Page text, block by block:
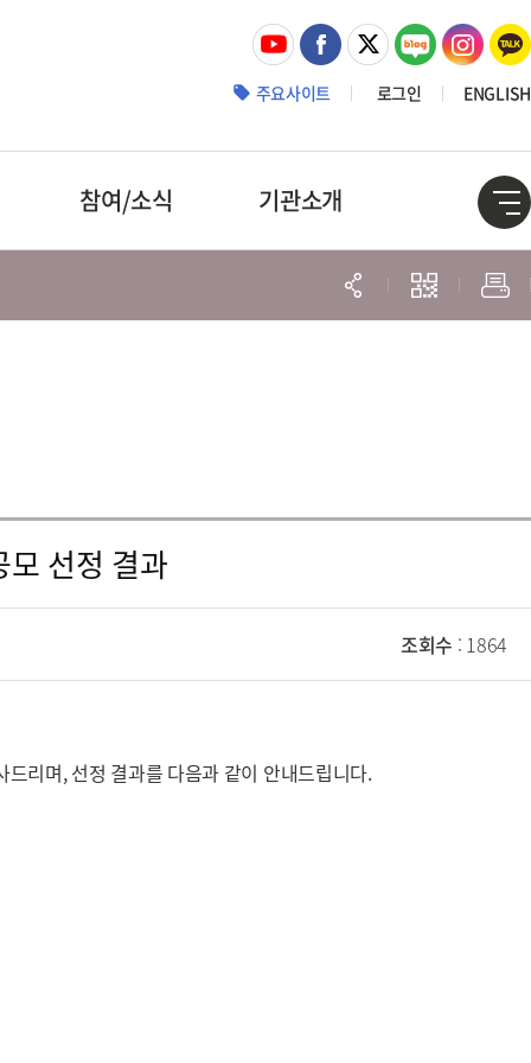
주요사이트 로그인 ENGLISH
참여/소식 기관소개
선정 결과
조회수 : 1864
리며, 선정 결과를 다음과 같이 안내드립니다.